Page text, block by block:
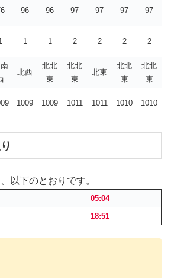
96 96 97 97 97 97
1 1 2 2 2 2
北西
北北
東
北北
東
北東
北北
東
北北
東
1009 1009 1011 1011 1010 1010
以下のとおりです。
05:04
18:51